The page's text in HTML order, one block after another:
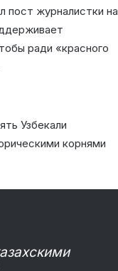
пост журналистки на
ради «красного
Узбекали
корнями